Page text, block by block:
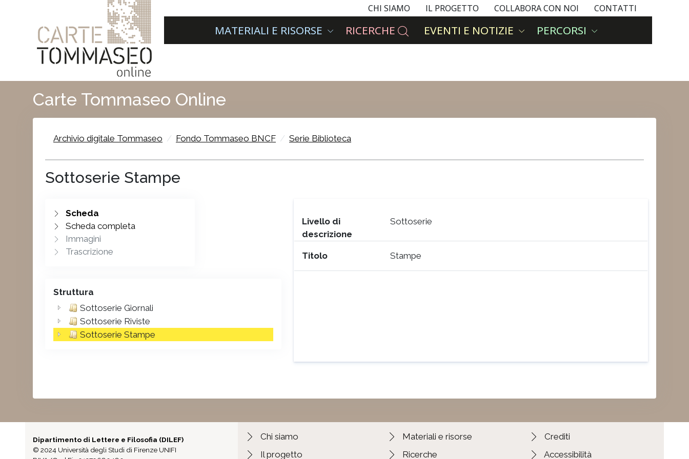
CHI SIAMO IL PROGETTO COLLABORA CON NOI CONTATTI
MATERIALI E RISORSE RICERCHE EVENTI E NOTIZIE PERCORSI
Carte Tommaseo Online
Archivio digitale Tommaseo Fondo Tommaseo BNCF Serie Biblioteca
Sottoserie Stampe
Scheda
Scheda completa
Immagini
Trascrizione
Struttura
Sottoserie Giornali
Sottoserie Riviste
Sottoserie Stampe
Livello di
descrizione
Sottoserie
Titolo Stampe
Dipartimento di Lettere e Filosofia (DILEF)
© 2024 Università degli Studi di Firenze UNIFI
Chi siamo
Il progetto
Materiali e risorse
Ricerche
Crediti
Accessibilità